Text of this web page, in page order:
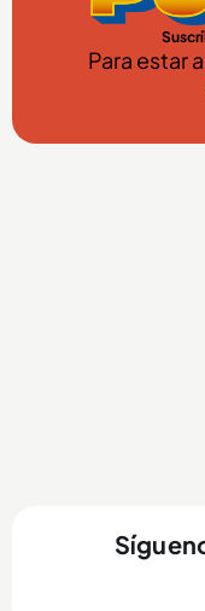
Para estar